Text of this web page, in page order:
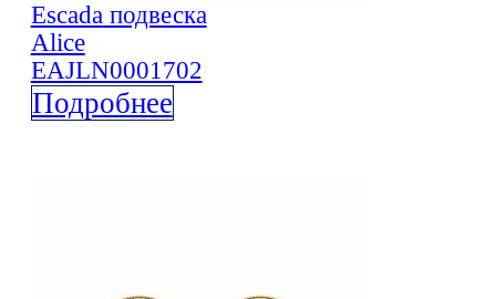
Escadaподвеска
Alice
EAJLN0001702
Подробнее